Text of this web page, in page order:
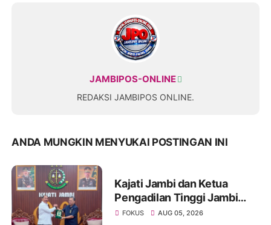
JAMBIPOS-ONLINE
REDAKSI JAMBIPOS ONLINE.
ANDA MUNGKIN MENYUKAI POSTINGAN INI
Kajati Jambi dan Ketua
Pengadilan Tinggi Jambi
Berkomitmen Perkuat
FOKUS AUG 05, 2026